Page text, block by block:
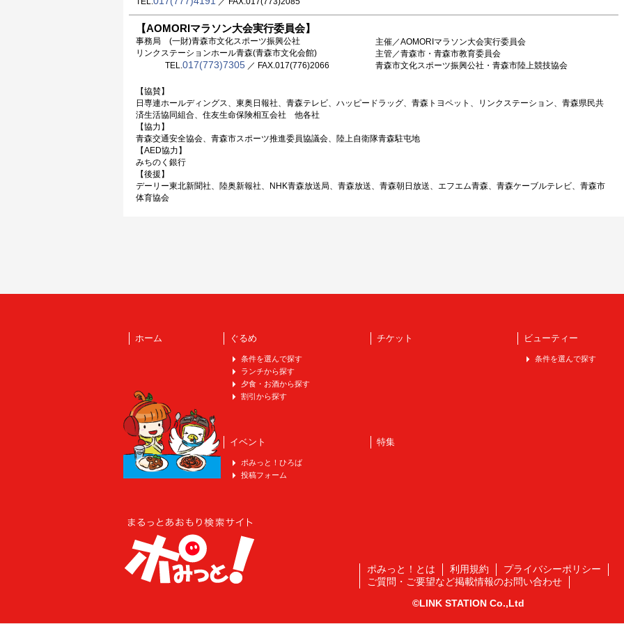
【AOMORIマラソン大会実行委員会】
事務局 (一財)青森市文化スポーツ振興公社
リンクステーションホール青森(青森市文化会館)
TEL.017(773)7305 ／ FAX.017(776)2066
主催／AOMORIマラソン大会実行委員会
主管／青森市・青森市教育委員会
青森市文化スポーツ振興公社・青森市陸上競技協会
【協賛】
日専連ホールディングス、東奥日報社、青森テレビ、ハッピードラッグ、青森トヨペット、リンクステーション、青森県民共
済生活協同組合、住友生命保険相互会社 他各社
【協力】
青森交通安全協会、青森市スポーツ推進委員協議会、陸上自衛隊青森駐屯地
【AED協力】
みちのく銀行
【後援】
デーリー東北新聞社、陸奥新報社、NHK青森放送局、青森放送、青森朝日放送、エフエム青森、青森ケーブルテレビ、青森市
体育協会
ホーム ぐるめ
条件を選んで探す
ランチから探す
夕食・お酒から探す
割引から探す
チケット ビューティー
条件を選んで探す
イベント
ポみっと！ひろば
投稿フォーム
特集
ポみっと！とは 利用規約
プライバシーポリシー
ご質問・ご要望など掲載情報のお問い合わせ
©LINK STATION Co.,Ltd